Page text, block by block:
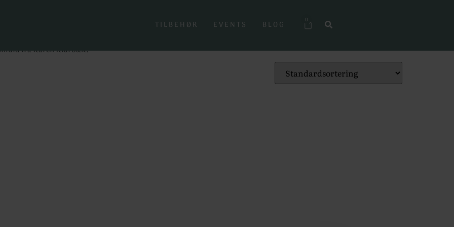
TILBEHØR EVENTS BLOG 0
fra Karen Klarbæk.